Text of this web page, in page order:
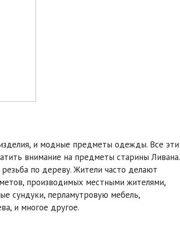
и модные предметы одежды. Все эти
внимание на предметы старины Ливана.
по дереву. Жители часто делают
производимых местными жителями,
сундуки, перламутровую мебель,
и многое другое.